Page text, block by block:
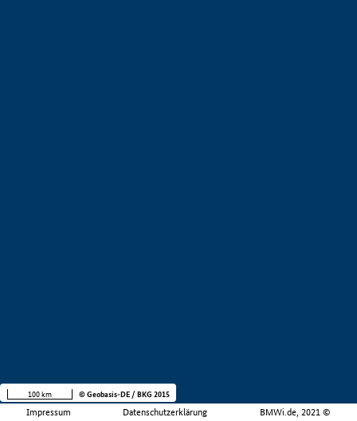
Impressum Datenschutzerklärung BMWi.de, 2021 ©
100 km © Geobasis-DE / BKG 2015